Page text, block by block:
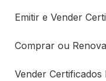
Emitir e Vender
Comprar ou
Vender Certificados